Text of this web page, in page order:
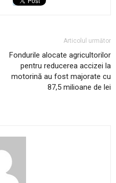
Articolul următor
Fondurile alocate agricultorilor
pentru reducerea accizei la
motorină au fost majorate cu
87,5 milioane de lei